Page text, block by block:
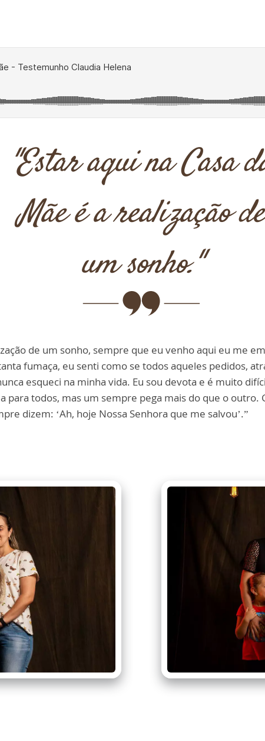
"Estar aqui na Casa
Mãe é a realização de
um sonho."
de um sonho, sempre que eu venho aqui eu me
fumaça, eu senti como se todos aqueles pedidos,
esqueci na minha vida. Eu sou devota e é muito
para todos, mas um sempre pega mais do que o outro.
dizem: ‘Ah, hoje Nossa Senhora que me salvou’.”